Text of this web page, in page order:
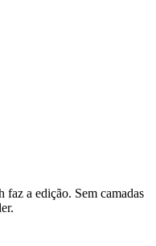
a edição. Sem camadas